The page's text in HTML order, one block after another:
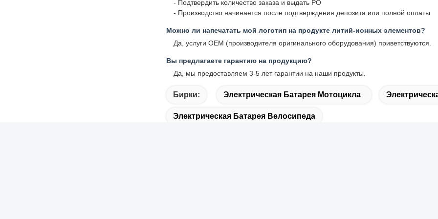
- Подтвердить количество заказа и выдать PO
- Производство начинается после подтверждения депозита или полной оплаты
Можно ли напечатать мой логотип на продукте литий-ионных элементов?
Да, услуги OEM (производителя оригинального оборудования) приветствуются.
Вы предлагаете гарантию на продукцию?
Да, мы предоставляем 3-5 лет гарантии на наши продукты.
Бирки: Электрическая Батарея Мотоцикла
Электрическая Батарея Велосипеда